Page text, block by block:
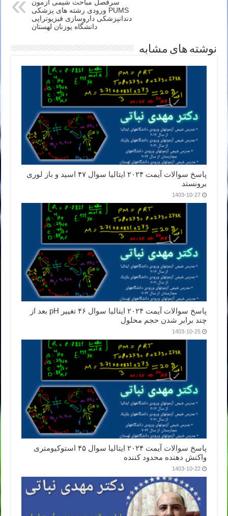
سرفصل مباحث شیمی آزمون
PUMS ورودی رشته های پزشکی
دندانپزشکی داروسازی فیزیوتراپی
دانشگاه پوزنان لهستان
نوشته های مشابه
پاسخ سوالات آیمت ۲۰۲۴ ایتالیا سوال ۴۷ اسید و باز لوری
برونستد
1403-10-27
پاسخ سوالات آیمت ۲۰۲۴ ایتالیا سوال ۴۶ تغییر pH بعد از
چند برابر شدن حجم محلول
1403-10-25
پاسخ سوالات آیمت ۲۰۲۴ ایتالیا سوال ۴۵ استوکیومتری
واکنش دهنده محدود کننده
1403-10-22